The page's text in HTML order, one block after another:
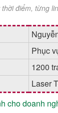
điểm, từng
Phục
1200
Laser
cho doanh